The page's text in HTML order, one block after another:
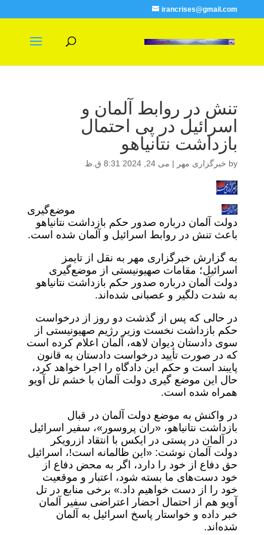
irancrises@gmail.com
تنش در روابط آلمان و
اسرائیل در پی احتمال
بازداشت نتانیاهو
by خبرگزاری مهر | می 24, 2024 8:31 ق.ظ
موضع‌گیری
دولت آلمان درباره صدور حکم بازداشت نتانیاهو
باعث تنش در روابط اسرائیل و آلمان شده است.
به گزارش خبرگزاری مهر به نقل از تایمز
اسرائیل؛ مقامات صهیونیستی از موضع‌گیری
دولت آلمان درباره صدور حکم بازداشت نتانیاهو
به شدت دلگیر و عصبانی شده‌اند.
در حالی که پس از گذشت دو روز از درخواست
حکم بازداشت نخست وزیر رژیم صهیونیستی از
سوی دادستان دیوان لاهه، آلمان اعلام کرده است
که در صورت تأیید درخواست دادستان به قانون
پایبند است و حکم این دادگاه را اجرا خواهد کرد،
حال این موضع گیری دولت آلمان با خشم تل آویو
همراه شده است.
در واکنش به موضع دولت آلمان در قبال
بازداشت نتانیاهو، «ران پروسور»، سفیر اسرائیل
در آلمان در پستی در ایکس با انتقاد ازرویکر
دولت آلمان نوشت: «این ظالمانه است!، اسرائیل
حق دفاع از خود را دارد، اگر به محض دفاع از
خود دست‌های ما بسته شود، اعتبار و موقعیت
خود را از دست خواهیم داد.» برخی منابع در تل
آویو هم از احتمال احضار اعتراضی سفیر آلمان
خبر داده و خواستار پاسخ اسرائیل به آلمان
شده‌اند.